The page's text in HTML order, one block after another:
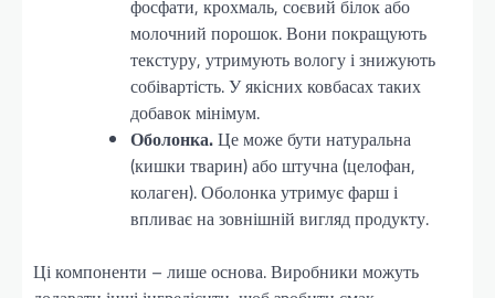
фосфати, крохмаль, соєвий білок або
молочний порошок. Вони покращують
текстуру, утримують вологу і знижують
собівартість. У якісних ковбасах таких
добавок мінімум.
Оболонка.Це може бути натуральна
(кишки тварин) або штучна (целофан,
колаген). Оболонка утримує фарш і
впливає на зовнішній вигляд продукту.
Ці компоненти – лише основа. Виробники можуть